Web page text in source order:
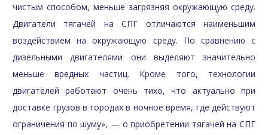
чистым способом, меньше загрязняя окружающую среду.
Двигатели тягачей на СПГ отличаются наименьшим
воздействием на окружающую среду. По сравнению с
дизельными двигателями они выделяют значительно
меньше вредных частиц. Кроме того, технологии
двигателей работают очень тихо, что актуально при
доставке грузов в городах в ночное время, где действуют
ограничения по шуму», — о приобретении тягачей на СПГ